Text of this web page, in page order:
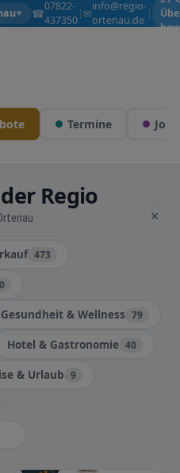
▼ ☎07822-
437350
| ✉info@regio-
ortenau.de
|
Termine Jobs
Regio
×
473
Gesundheit & Wellness 79
Hotel & Gastronomie 40
& Urlaub 9